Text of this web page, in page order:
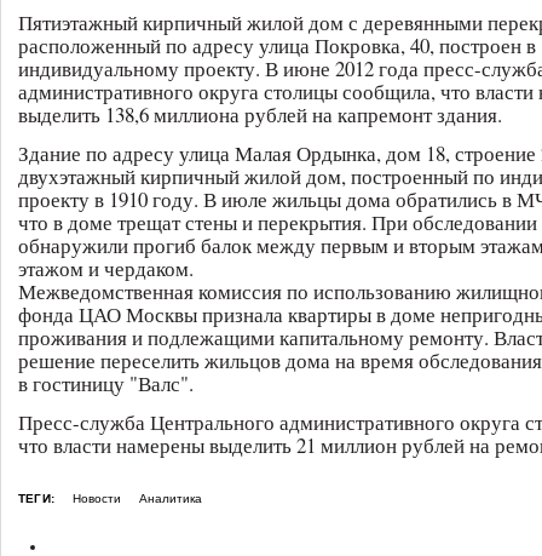
Пятиэтажный кирпичный жилой дом с деревянными
расположенный по адресу улица Покровка, 40, построен в
индивидуальному проекту. В июне 2012 года пресс-
административного округа столицы сообщила, что
выделить 138,6 миллиона рублей на капремонт здания.
Здание по адресу улица Малая Ордынка, дом 18, строение
двухэтажный кирпичный жилой дом, построенный по
проекту в 1910 году. В июле жильцы дома обратились в
что в доме трещат стены и перекрытия. При
обнаружили прогиб балок между первым и вторым
этажом и чердаком.
Межведомственная комиссия по использованию
фонда ЦАО Москвы признала квартиры в доме
проживания и подлежащими капитальному ремонту.
решение переселить жильцов дома на время
в гостиницу "Валс".
Пресс-служба Центрального административного округа
что власти намерены выделить 21 миллион рублей на
ТЕГИ: Новости Аналитика